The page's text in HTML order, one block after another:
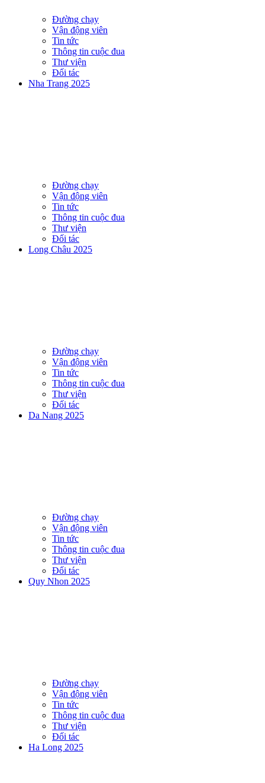
Đường chạy
Vận động viên
Tin tức
Thông tin cuộc đua
Thư viện
Đối tác
Nha Trang 2025
Đường chạy
Vận động viên
Tin tức
Thông tin cuộc đua
Thư viện
Đối tác
Long Châu 2025
Đường chạy
Vận động viên
Tin tức
Thông tin cuộc đua
Thư viện
Đối tác
Da Nang 2025
Đường chạy
Vận động viên
Tin tức
Thông tin cuộc đua
Thư viện
Đối tác
Quy Nhon 2025
Đường chạy
Vận động viên
Tin tức
Thông tin cuộc đua
Thư viện
Đối tác
Ha Long 2025